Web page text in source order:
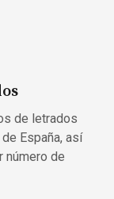
de letrados
España, así
número de